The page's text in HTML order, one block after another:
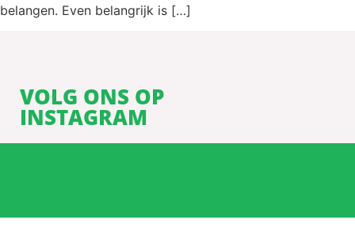
belangen. Even belangrijk is […]
VOLG ONS OP
INSTAGRAM